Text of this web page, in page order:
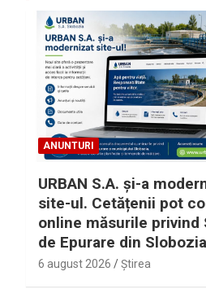
ANUNTURI
URBAN S.A. și-a
site-ul. Cetățenii pot
online măsurile privind
de Epurare din Slobozia
6 august 2026 Ştirea